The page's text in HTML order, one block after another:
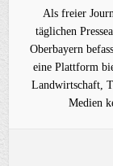
Als freier
täglichen
Oberbayern
eine Plattform
Landwirtschaft,
Medien